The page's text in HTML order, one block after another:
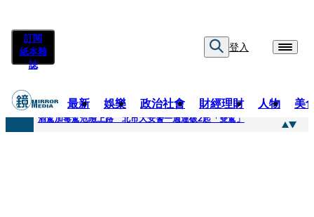
訂閱
紙本雜
誌
登入
最新 娛樂 政治社會 財經理財 人物 美
快訊
酒駕加毒駕危險上路 北市大安警一週連破2起「雙駕」